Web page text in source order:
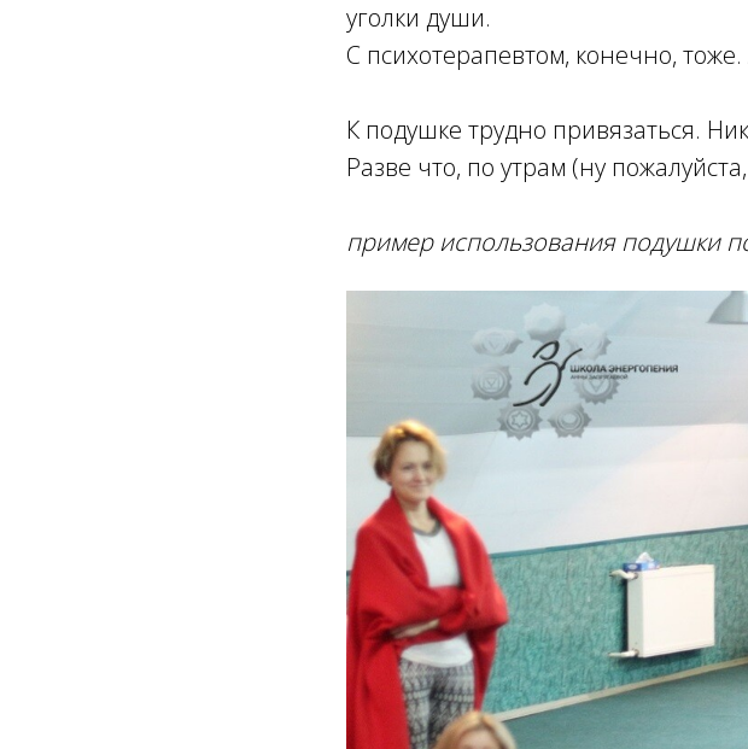
уголки души.
С психотерапевтом, конечно,
К подушке трудно привязаться.
Разве что, по утрам (ну
пример использования подушки